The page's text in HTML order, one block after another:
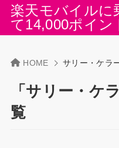
楽天モバイルに
て14,000ポイン
HOME サリー・ケラ
「サリー・ケ
覧